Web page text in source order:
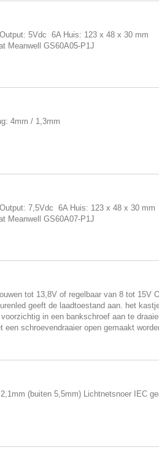
5Vdc 6A Huis: 123 x 48 x 30 mm
Meanwell GS60A05-P1J
4mm / 1,3mm
7,5Vdc 6A Huis: 123 x 48 x 30 mm
Meanwell GS60A07-P1J
tot 13,8V of regelbaar van 8 tot 15V
geeft de laadtoestand aan. het
in een bankschroef aan te
schroevendraaier open gemaakt
(buiten 5,5mm) Lichtnetsnoer IEC